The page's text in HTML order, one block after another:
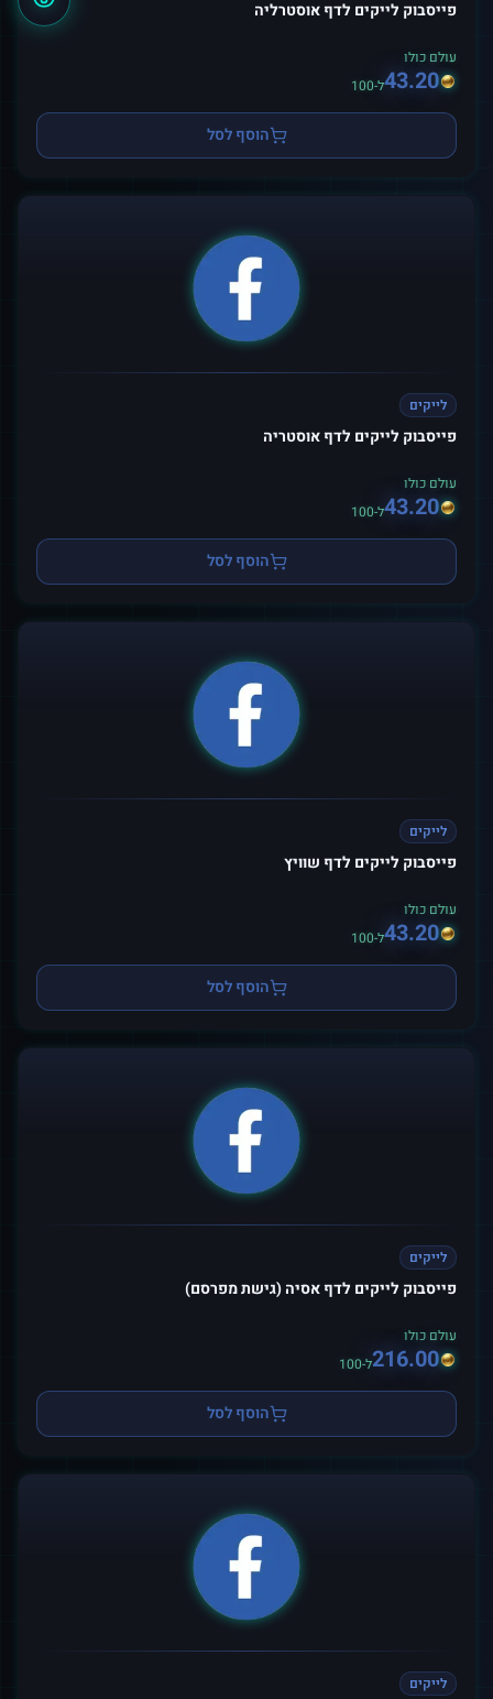
פייסבוק לייקים לדף אוסטרליה
עולם כולו
43.20ל-100
הוסף לסל
לייקים
פייסבוק לייקים לדף אוסטריה
עולם כולו
43.20ל-100
הוסף לסל
לייקים
פייסבוק לייקים לדף שוויץ
עולם כולו
43.20ל-100
הוסף לסל
לייקים
פייסבוק לייקים לדף אסיה (גישת מפרסם)
עולם כולו
216.00ל-100
הוסף לסל
לייקים